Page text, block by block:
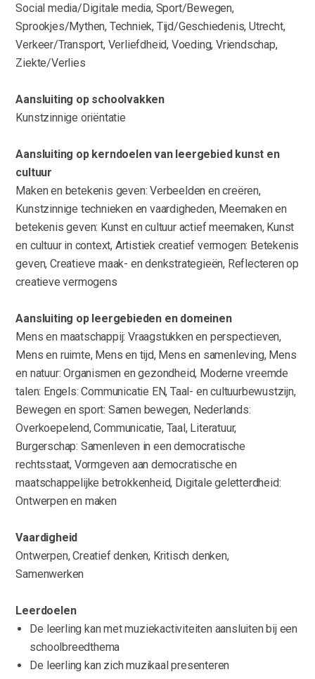
Social media/Digitale media, Sport/Bewegen,
Sprookjes/Mythen, Techniek, Tijd/Geschiedenis, Utrecht,
Verkeer/Transport, Verliefdheid, Voeding, Vriendschap,
Ziekte/Verlies
Aansluiting op schoolvakken
Kunstzinnige oriëntatie
Aansluiting op kerndoelen van leergebied kunst en
cultuur
Maken en betekenis geven: Verbeelden en creëren,
Kunstzinnige technieken en vaardigheden, Meemaken en
betekenis geven: Kunst en cultuur actief meemaken, Kunst
en cultuur in context, Artistiek creatief vermogen: Betekenis
geven, Creatieve maak- en denkstrategieën, Reflecteren op
creatieve vermogens
Aansluiting op leergebieden en domeinen
Mens en maatschappij: Vraagstukken en perspectieven,
Mens en ruimte, Mens en tijd, Mens en samenleving, Mens
en natuur: Organismen en gezondheid, Moderne vreemde
talen: Engels: Communicatie EN, Taal- en cultuurbewustzijn,
Bewegen en sport: Samen bewegen, Nederlands:
Overkoepelend, Communicatie, Taal, Literatuur,
Burgerschap: Samenleven in een democratische
rechtsstaat, Vormgeven aan democratische en
maatschappelijke betrokkenheid, Digitale geletterdheid:
Ontwerpen en maken
Vaardigheid
Ontwerpen, Creatief denken, Kritisch denken,
Samenwerken
Leerdoelen
De leerling kan met muziekactiviteiten aansluiten bij een
schoolbreedthema
De leerling kan zich muzikaal presenteren